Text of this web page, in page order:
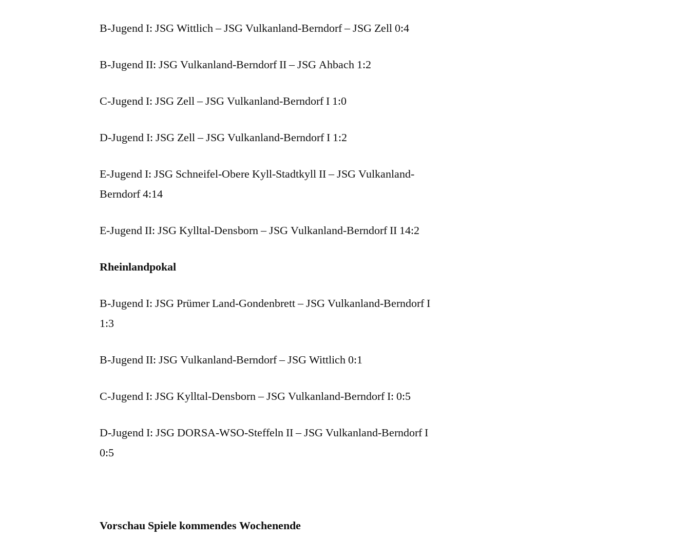
B-Jugend I: JSG Wittlich – JSG Vulkanland-Berndorf – JSG Zell 0:4
B-Jugend II: JSG Vulkanland-Berndorf II – JSG Ahbach 1:2
C-Jugend I: JSG Zell – JSG Vulkanland-Berndorf I 1:0
D-Jugend I: JSG Zell – JSG Vulkanland-Berndorf I 1:2
E-Jugend I: JSG Schneifel-Obere Kyll-Stadtkyll II – JSG Vulkanland-
Berndorf 4:14
E-Jugend II: JSG Kylltal-Densborn – JSG Vulkanland-Berndorf II 14:2
Rheinlandpokal
B-Jugend I: JSG Prümer Land-Gondenbrett – JSG Vulkanland-Berndorf I
1:3
B-Jugend II: JSG Vulkanland-Berndorf – JSG Wittlich 0:1
C-Jugend I: JSG Kylltal-Densborn – JSG Vulkanland-Berndorf I: 0:5
D-Jugend I: JSG DORSA-WSO-Steffeln II – JSG Vulkanland-Berndorf I
0:5
Vorschau Spiele kommendes Wochenende